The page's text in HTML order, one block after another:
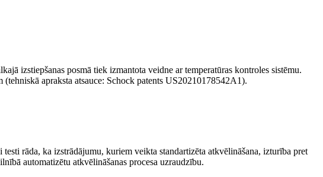
izstiepšanas posmā tiek izmantota veidne ar temperatūras kontroles sistēmu.
apraksta atsauce: Schock patents US20210178542A1).
rāda, ka izstrādājumu, kuriem veikta standartizēta atkvēlināšana, izturība pret
automatizētu atkvēlināšanas procesa uzraudzību.